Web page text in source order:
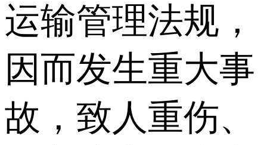
运输管理法规，
因而发生重大事
故，致人重伤、